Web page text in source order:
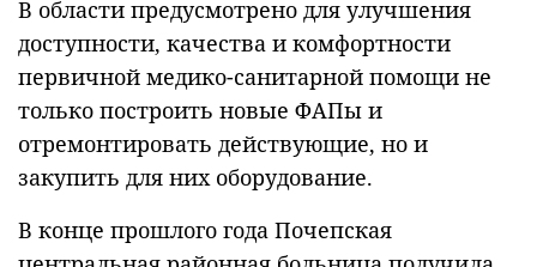
В области предусмотрено для улучшения
доступности, качества и комфортности
первичной медико-санитарной помощи не
только построить новые ФАПы и
отремонтировать действующие, но и
закупить для них оборудование.
В конце прошлого года Почепская